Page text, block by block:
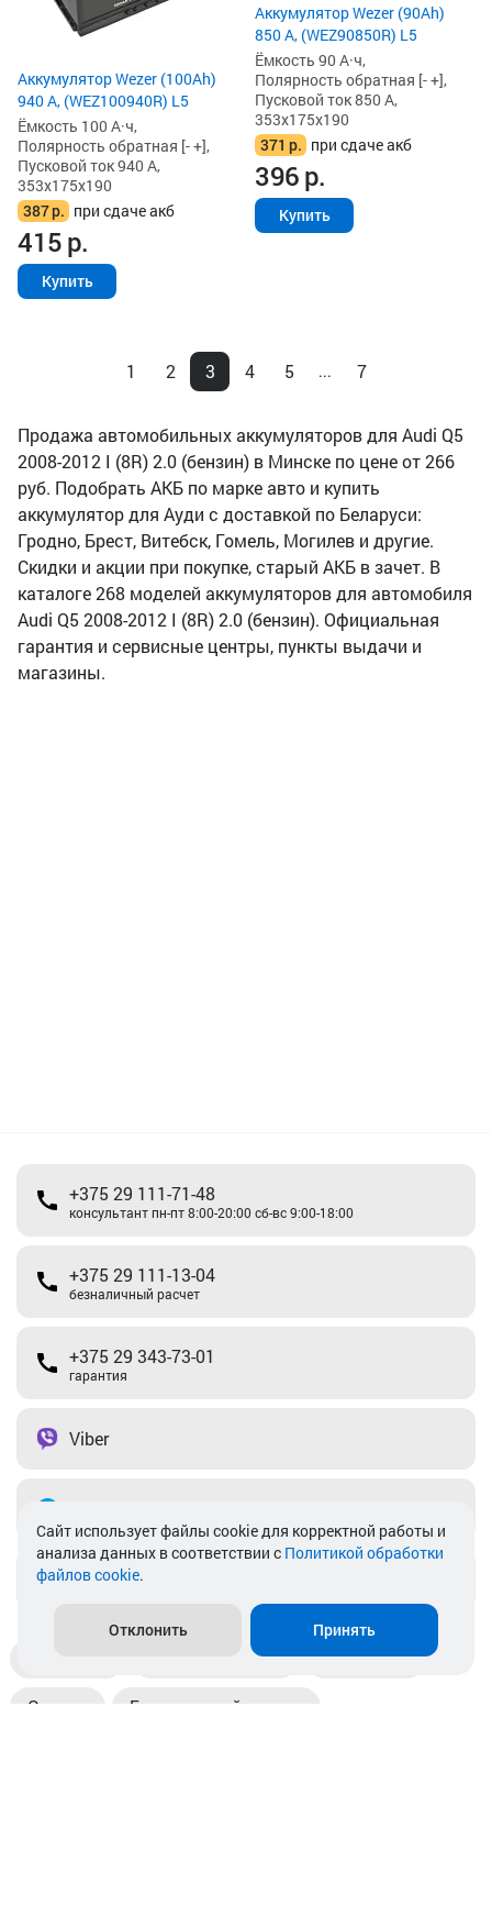
Аккумулятор Wezer (100Ah)
940 А, (WEZ100940R) L5
Ёмкость 100 А·ч,
Полярность обратная [- +],
Пусковой ток 940 А,
353x175x190
387р. при сдаче акб
415р.
Купить
Аккумулятор Wezer (90Ah)
850 А, (WEZ90850R) L5
Ёмкость 90 А·ч,
Полярность обратная [- +],
Пусковой ток 850 А,
353x175x190
371 р. при сдаче акб
396р.
Купить
1 2 3 4 5 ... 7
Продажа автомобильных аккумуляторов для Audi Q5
2008-2012 I (8R) 2.0 (бензин) в Минске по цене от 266
руб. Подобрать АКБ по марке авто и купить
аккумулятор для Ауди с доставкой по Беларуси:
Гродно, Брест, Витебск, Гомель, Могилев и другие.
Скидки и акции при покупке, старый АКБ в зачет. В
каталоге 268 моделей аккумуляторов для автомобиля
Audi Q5 2008-2012 I (8R) 2.0 (бензин). Официальная
гарантия и сервисные центры, пункты выдачи и
магазины.
+375 29 111-71-48
консультант пн-пт 8:00-20:00 сб-вс 9:00-18:00
+375 29 111-13-04
безналичный расчет
+375 29 343-73-01
гарантия
Viber
info@akkamulik.by
Пункты выдачи Магазины
Оплата Безналичный расчет
Cайт использует файлы cookie для корректной работы и
анализа данных в соответствии с Политикой обработки
файлов cookie.
Отклонить Принять